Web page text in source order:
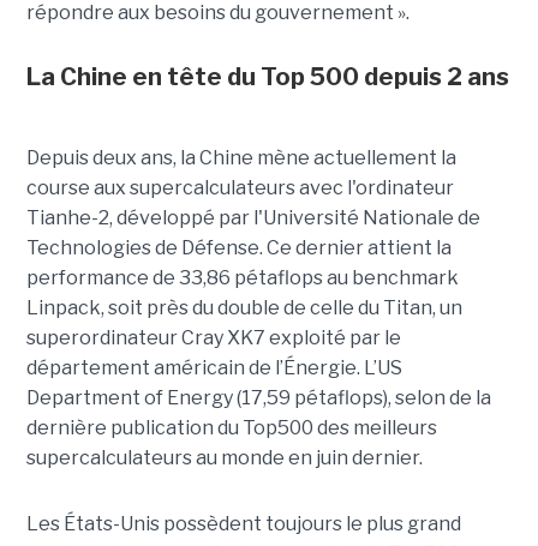
répondre aux besoins du gouvernement ».
La Chine en tête du Top 500 depuis 2 ans
Depuis deux ans, la Chine mène actuellement la
course aux supercalculateurs avec l'ordinateur
Tianhe-2, développé par l'Université Nationale de
Technologies de Défense. Ce dernier attient la
performance de 33,86 pétaflops au benchmark
Linpack, soit près du double de celle du Titan, un
superordinateur Cray XK7 exploité par le
département américain de l’Énergie. L’US
Department of Energy (17,59 pétaflops), selon de la
dernière publication du Top500 des meilleurs
supercalculateurs au monde en juin dernier.
Les États-Unis possèdent toujours le plus grand